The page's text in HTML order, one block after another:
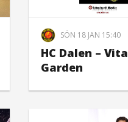
SÖN 18 JAN 15:40
HC Dalen –
Garden